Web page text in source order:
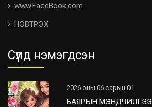
www.FaceBook.com
НЭВТРЭХ
Сүүлд нэмэгдсэн
2026 оны 06 сарын 01
БАЯРЫН МЭНДЧИЛГЭЭ